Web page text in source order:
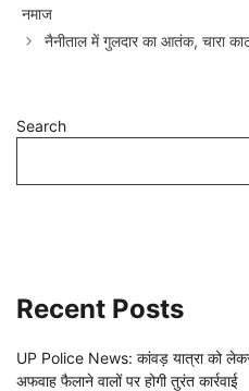
नमाज
नैनीताल में गुलदार का आतंक, चारा
Search
Recent Posts
UP Police News: कांवड़ यात्रा को
अफवाह फैलाने वालों पर होगी तुरंत कार्रवाई